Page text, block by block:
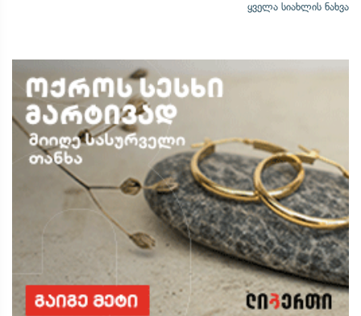
ყველა სიახლის ნახვა